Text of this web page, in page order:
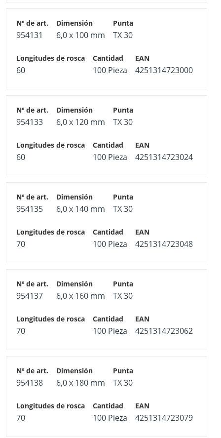
954131 6,0 x 100 mm TX 30
60 100 Pieza 4251314723000
954133 6,0 x 120 mm TX 30
60 100 Pieza 4251314723024
954135 6,0 x 140 mm TX 30
70 100 Pieza 4251314723048
954137 6,0 x 160 mm TX 30
70 100 Pieza 4251314723062
954138 6,0 x 180 mm TX 30
70 100 Pieza 4251314723079